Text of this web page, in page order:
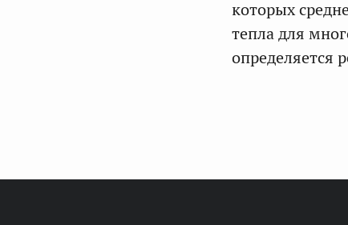
которых
тепла для
определяется